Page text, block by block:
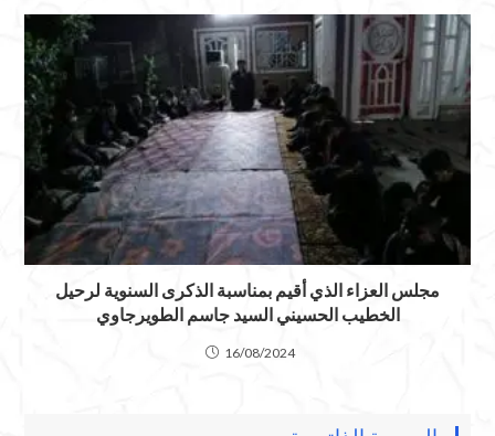
مجلس العزاء الذي أقيم بمناسبة الذكرى السنوية لرحيل
الخطيب الحسيني السيد جاسم الطويرجاوي
16/08/2024